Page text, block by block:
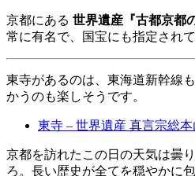
京都にある 世界遺産『古都京都
常に有名で、国宝にも指定され
東寺があるのは、東海道新幹線
かうのも楽しそうです。
東寺 – 世界遺産 真言宗総
京都を訪れたこの日の天気は曇
ろ。長い歴史が全てを穏やかに